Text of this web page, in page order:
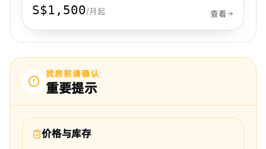
S$1,500/月起 查看
找房前请确认
重要提示
价格与库存